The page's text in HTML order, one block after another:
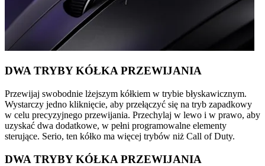
DWA TRYBY KÓŁKA PRZEWIJANIA
Przewijaj swobodnie lżejszym kółkiem w trybie błyskawicznym.
Wystarczy jedno kliknięcie, aby przełączyć się na tryb zapadkowy
w celu precyzyjnego przewijania. Przechylaj w lewo i w prawo, aby
uzyskać dwa dodatkowe, w pełni programowalne elementy
sterujące. Serio, ten kółko ma więcej trybów niż Call of Duty.
DWA TRYBY KÓŁKA PRZEWIJANIA